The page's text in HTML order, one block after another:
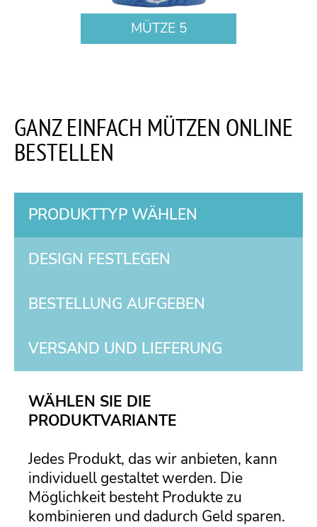
MÜTZE 5
GANZ EINFACH MÜTZEN ONLINE
BESTELLEN
PRODUKTTYP WÄHLEN
DESIGN FESTLEGEN
BESTELLUNG AUFGEBEN
VERSAND UND LIEFERUNG
WÄHLEN SIE DIE
PRODUKTVARIANTE
Jedes Produkt, das wir anbieten, kann
individuell gestaltet werden. Die
Möglichkeit besteht Produkte zu
kombinieren und dadurch Geld sparen.